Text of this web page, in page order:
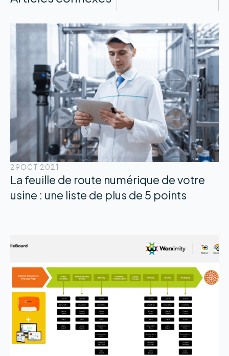
29OCT 2021
La feuille de route numérique de votre
usine : une liste de plus de 5 points